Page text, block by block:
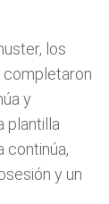
los
completaron
y
plantilla
continúa,
y un